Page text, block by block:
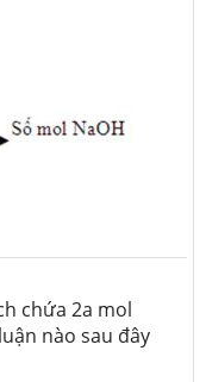
chứa 2a mol
nào sau đây